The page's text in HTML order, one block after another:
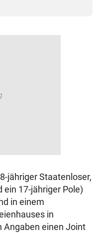
jähriger Staatenloser,
ein 17-jähriger Pole)
in einem
in
Angaben einen Joint